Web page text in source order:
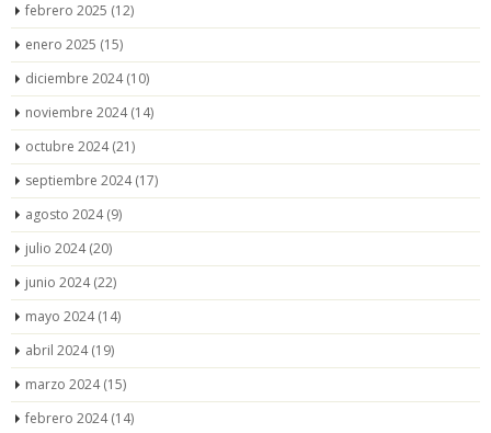
febrero 2025 (12)
enero 2025 (15)
diciembre 2024(10)
noviembre 2024(14)
octubre 2024(21)
septiembre 2024(17)
agosto 2024(9)
julio 2024(20)
junio 2024(22)
mayo 2024(14)
abril 2024(19)
marzo 2024(15)
febrero 2024(14)